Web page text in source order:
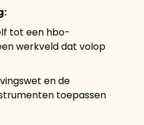
tot een hbo-
werkveld dat volop
en de
toepassen